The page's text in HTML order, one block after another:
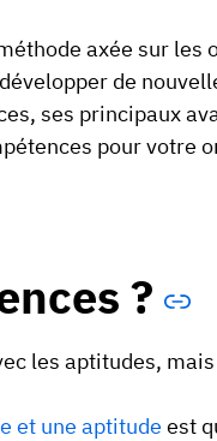
axée sur
de
ses principaux
pour votre
?
les aptitudes,
et une aptitude est